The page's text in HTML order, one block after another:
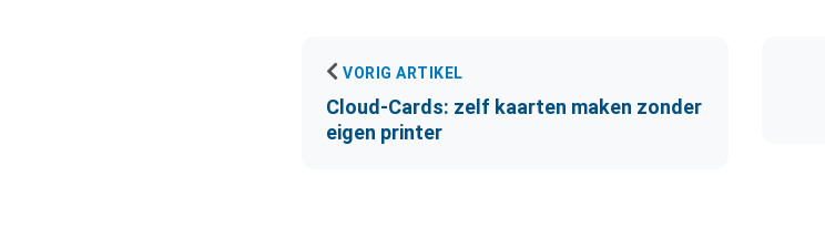
VORIG ARTIKEL
Cloud-Cards: zelf kaarten maken zonder
eigen printer